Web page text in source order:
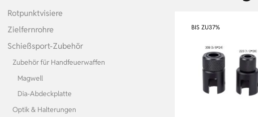
BIS ZU37%
Rotpunktvisiere
Zielfernrohre
Schießsport-Zubehör
Zubehör für Handfeuerwaffen
Magwell
Dia-Abdeckplatte
Optik & Halterungen